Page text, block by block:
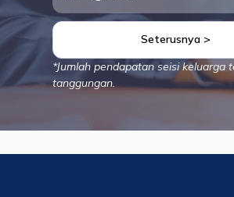
Seterusnya >
*Jumlah pendapatan seisi keluarga
tanggungan.